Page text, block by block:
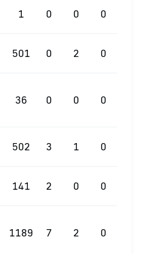
1 0 0 0
501 0 2 0
36 0 0 0
502 3 1 0
141 2 0 0
1189 7 2 0